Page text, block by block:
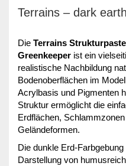
Terrains – dark earth
Die Terrains
Greenkeeper ist ein
realistische Nachbildung
Bodenoberflächen im
Acrylbasis und Pigmenten
Struktur ermöglicht die
Erdflächen,
Geländeformen.
Die dunkle Erd-
Darstellung von